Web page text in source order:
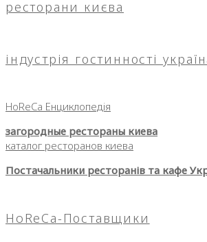
ресторани києва
індустрія гостинності
HoReCa Енциклопедія
загородные рестораны киева
каталог ресторанов киева
Постачальники ресторанів та кафе
HoReCa-Поставщики